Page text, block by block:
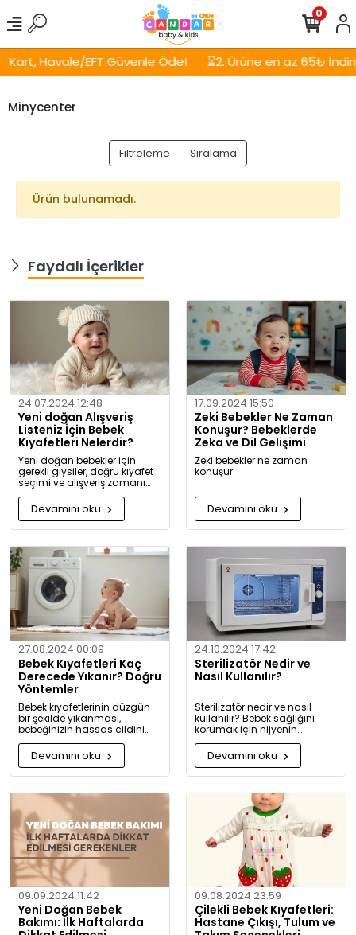
Havale/EFT Güvenle Öde! ⌛2. Ürüne en az 65₺
0
Minycenter
Filtreleme Sıralama
Ürün bulunamadı.
Faydalı İçerikler
24.07.2024 12:48
Yeni doğan Alışveriş
Listeniz İçin Bebek
Kıyafetleri Nelerdir?
Yeni doğan bebekler için
gerekli giysiler, doğru kıyafet
seçimi ve alışveriş zamanı
hakkında kapsamlı bilgiler ve
tavsiyeler.
Devamını oku
17.09.2024 15:50
Zeki Bebekler Ne Zaman
Konuşur? Bebeklerde
Zeka ve Dil Gelişimi
Zeki bebekler ne zaman
konuşur
Devamını oku
27.08.2024 00:09
Bebek Kıyafetleri Kaç
Derecede Yıkanır? Doğru
Yöntemler
Bebek kıyafetlerinin düzgün
bir şekilde yıkanması,
bebeğinizin hassas cildini
korumak için oldukça
önemlidir. Bu rehberde, bebek
giysilerinizi nasıl ve hangi
koşullarda yıkamanız
bilgiler bulacaksınız.
Devamını oku
24.10.2024 17:42
Sterilizatör Nedir ve
Nasıl Kullanılır?
Sterilizatör nedir ve nasıl
kullanılır? Bebek sağlığını
korumak için hijyenin
önemini keşfedin. Buharlı ve
UV sterilizatörlerle mikroplara
karşı tam koruma!
Devamını oku
09.09.2024 11:42
Yeni Doğan Bebek
Bakımı: İlk Haftalarda
09.08.2024 23:59
Çilekli Bebek Kıyafetleri:
Hastane Çıkışı, Tulum ve